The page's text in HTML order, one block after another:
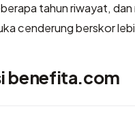
tahun riwayat,
cenderung berskor
benefita.com